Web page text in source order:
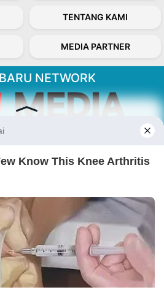
TENTANG KAMI
MEDIA PARTNER
NETWORK
Kabarbaru